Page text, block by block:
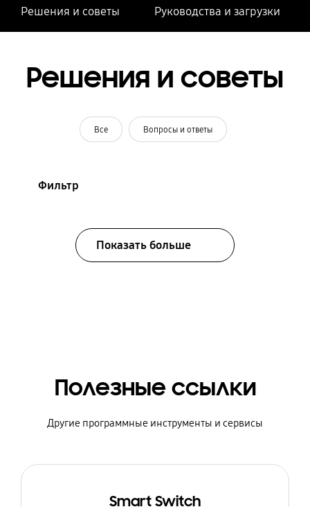
Решения и советы Руководства и загрузки
Решения и советы
Все Вопросы и ответы
Фильтр
Показать больше
Полезные ссылки
Другие программные инструменты и сервисы
Smart Switch